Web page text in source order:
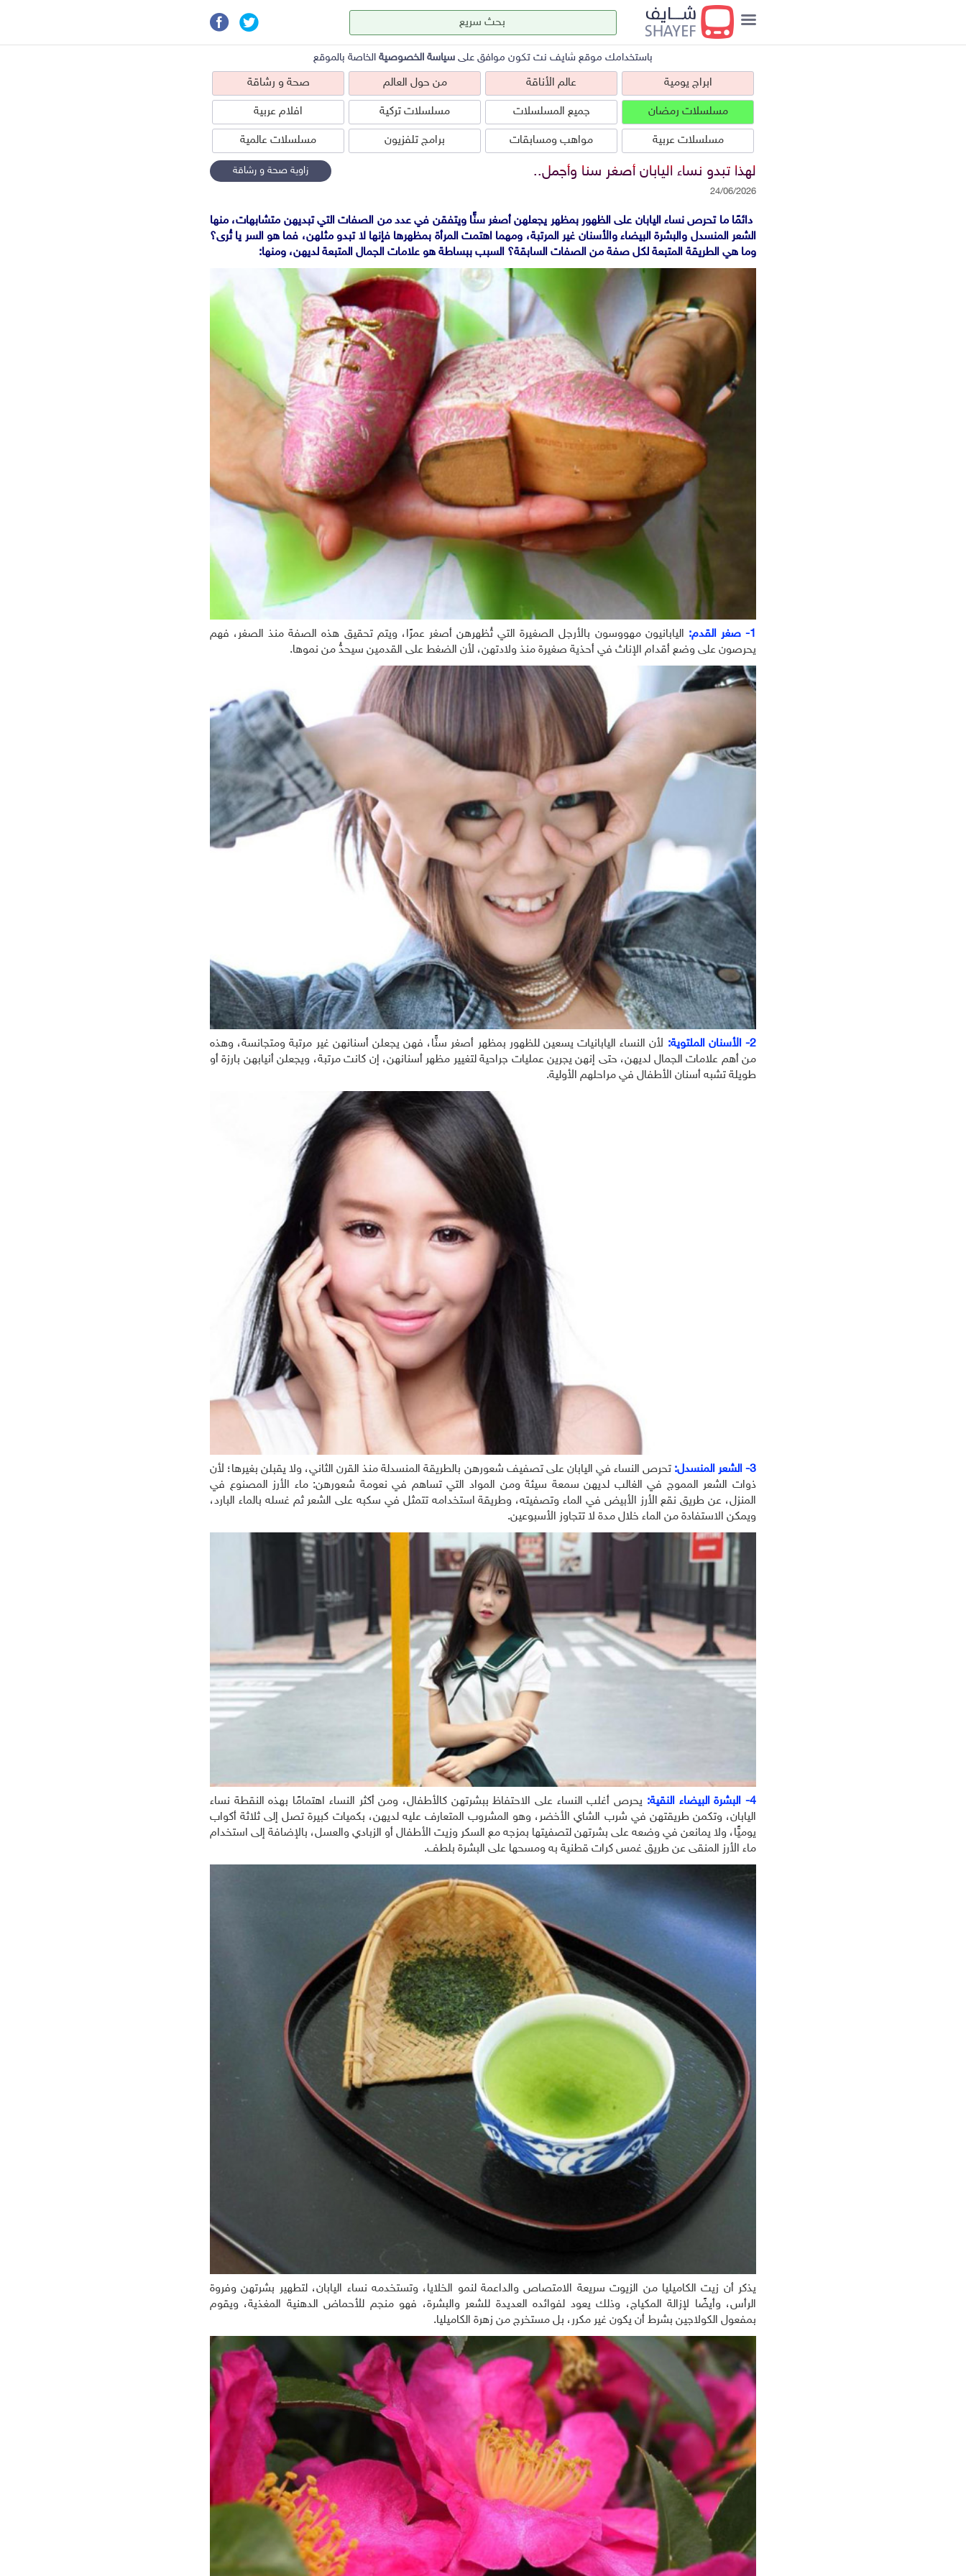
ابراج يومية عالم الأناقة من حول العالم صحة و رشاقة
جميع المسلسلات مسلسلات عربية مسلسلات تركية
مسلسلات عالمية مواهب ومسابقات برامج تلفزيون افلام عربية
باستخدامك موقع شايف نت تكون موافق على سياسة الخصوصية الخاصة بالموقع
ابراج يومية عالم الأناقة من حول العالم صحة و رشاقة
مسلسلات رمضان جميع المسلسلات مسلسلات تركية افلام عربية
مسلسلات عربية مواهب ومسابقات برامج تلفزيون مسلسلات عالمية
لهذا تبدو نساء اليابان أصغر سنا وأجمل.. زاوية صحة و رشاقة
24/06/2026
دائمًا ما تحرص نساء اليابان على الظهور بمظهر يجعلهن أصغر سنًّا ويتفقن في عدد من الصفات التي تبديهن متشابهات، منها
الشعر المنسدل والبشرة البيضاء والأسنان غير المرتبة، ومهما اهتمت المرأة بمظهرها فإنها لا تبدو مثلهن، فما هو السر يا تُرى؟
وما هي الطريقة المتبعة لكل صفة من الصفات السابقة؟ السبب ببساطة هو علامات الجمال المتبعة لديهن، ومنها:
1- صغر القدم:
اليابانيون مهووسون بالأرجل الصغيرة التي تُظهرهن أصغر عمرًا، ويتم تحقيق هذه الصفة منذ الصغر، فهم
يحرصون على وضع أقدام الإناث في أحذية صغيرة منذ ولادتهن، لأن الضغط على القدمين سيحدُّ من نموها.
2- الأسنان الملتوية:
لأن النساء اليابانيات يسعين للظهور بمظهر أصغر سنًّا، فهن يجعلن أسنانهن غير مرتبة ومتجانسة، وهذه
من أهم علامات الجمال لديهن، حتى إنهن يجرين عمليات جراحية لتغيير مظهر أسنانهن، إن كانت مرتبة، ويجعلن أنيابهن بارزة أو
طويلة تشبه أسنان الأطفال في مراحلهم الأولية.
3- الشعر المنسدل:
تحرص النساء في اليابان على تصفيف شعورهن بالطريقة المنسدلة منذ القرن الثاني، ولا يقبلن بغيرها؛ لأن
ذوات الشعر المموج في الغالب لديهن سمعة سيئة ومن المواد التي تساهم في نعومة شعورهن: ماء الأرز المصنوع في
المنزل، عن طريق نقع الأرز الأبيض في الماء وتصفيته، وطريقة استخدامه تتمثل في سكبه على الشعر ثم غسله بالماء البارد،
ويمكن الاستفادة من الماء خلال مدة لا تتجاوز الأسبوعين.
4- البشرة البيضاء النقية:
يحرص أغلب النساء على الاحتفاظ ببشرتهن كالأطفال، ومن أكثر النساء اهتمامًا بهذه النقطة نساء
اليابان، وتكمن طريقتهن في شرب الشاي الأخضر، وهو المشروب المتعارف عليه لديهن، بكميات كبيرة تصل إلى ثلاثة أكواب
يوميًّا، ولا يمانعن في وضعه على بشرتهن لتصفيتها بمزجه مع السكر وزيت الأطفال أو الزبادي والعسل، بالإضافة إلى استخدام
ماء الأرز المنقى عن طريق غمس كرات قطنية به ومسحها على البشرة بلطف.
يذكر أن زيت الكاميليا من الزيوت سريعة الامتصاص والداعمة لنمو الخلايا، وتستخدمه نساء اليابان، لتطهير بشرتهن وفروة
الرأس، وأيضًا لإزالة المكياج، وذلك يعود لفوائده العديدة للشعر والبشرة، فهو منجم للأحماض الدهنية المغذية، ويقوم
بمفعول الكولاجين بشرط أن يكون غير مكرر، بل مستخرج من زهرة الكاميليا.